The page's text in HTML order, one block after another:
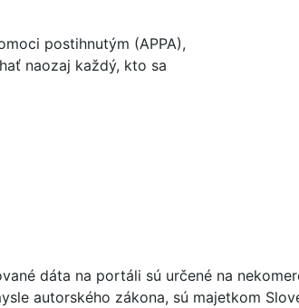
postihnutým (APPA),
naozaj každý, kto sa
dáta na portáli sú určené na
autorského zákona, sú majetkom